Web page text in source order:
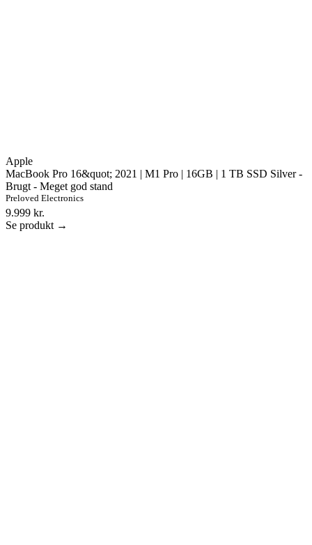
Apple
MacBook Pro 16&quot; 2021 | M1 Pro | 16GB | 1 TB SSD Silver -
Brugt - Meget god stand
Preloved Electronics
9.999 kr.
Se produkt →